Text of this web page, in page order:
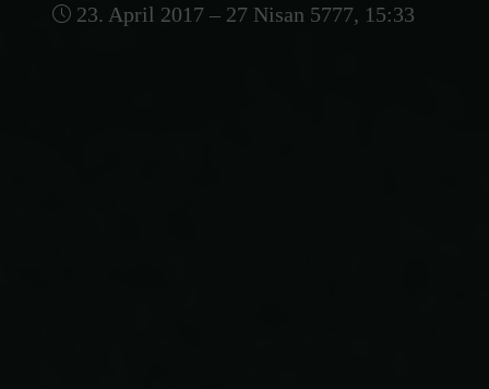
23. April 2017 – 27 Nisan 5777, 15:33